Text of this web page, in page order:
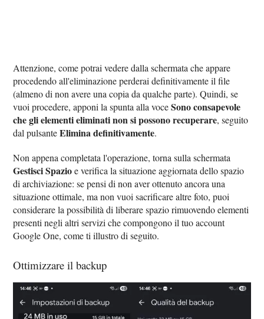
Attenzione, come potrai vedere dalla schermata che appare
procedendo all'eliminazione perderai definitivamente il file
(almeno di non avere una copia da qualche parte). Quindi, se
vuoi procedere, apponi la spunta alla voceSono consapevole
che gli elementi eliminati non si possono recuperare, seguito
dal pulsanteElimina definitivamente.
Non appena completata l'operazione, torna sulla schermata
Gestisci Spazioe verifica la situazione aggiornata dello spazio
di archiviazione: se pensi di non aver ottenuto ancora una
situazione ottimale, ma non vuoi sacrificare altre foto, puoi
considerare la possibilità di liberare spazio rimuovendo elementi
presenti negli altri servizi che compongono il tuo account
Google One, come ti illustro di seguito.
Ottimizzare il backup